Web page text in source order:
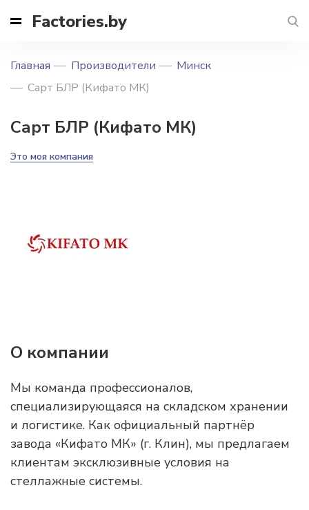
Factories.by
Главная Производители
Минск
Сарт БЛР (Кифато МК)
Сарт БЛР (Кифато МК)
Это моя компания
О компании
Мы команда профессионалов,
специализирующаяся на складском хранении
и логистике. Как официальный партнёр
завода «Кифато МК» (г. Клин), мы предлагаем
клиентам эксклюзивные условия на
стеллажные системы.